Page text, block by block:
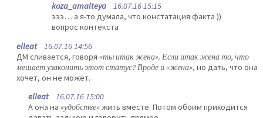
koza_amalteya 16.07.16 15:15
эээ… а я-то думала, что констатация факта ))
вопрос контекста
elleat16.07.16 14:56
ДМ сливается, говоря «ты итак жена». Если итак жена то, что
мешает узаконить этот статус? Вроде и «жена», но дать, что она
хочет, он не может.
elleat16.07.16 15:00
А она на «удобстве» жить вместе. Потом обоим приходится